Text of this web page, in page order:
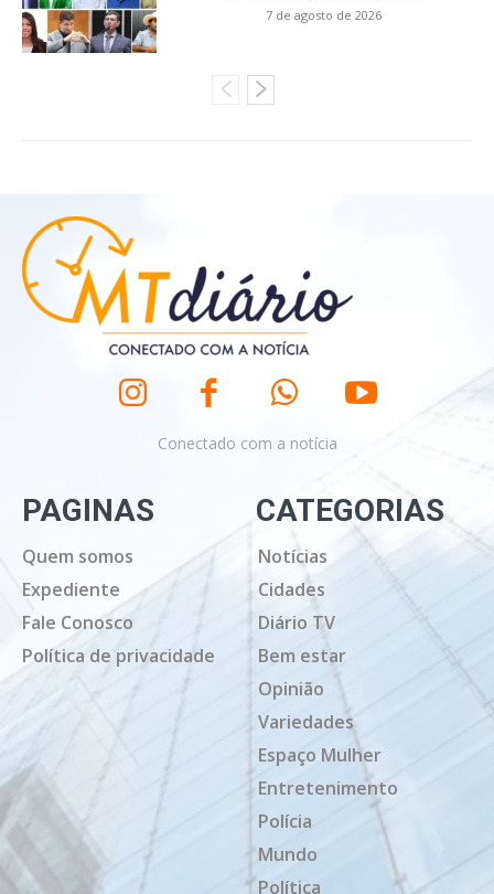
7 de agosto de 2026
Conectado com a notícia
PAGINAS
Quem somos
Expediente
Fale Conosco
Política de privacidade
CATEGORIAS
Notícias
Cidades
Diário TV
Bem estar
Opinião
Variedades
Espaço Mulher
Entretenimento
Polícia
Mundo
Política